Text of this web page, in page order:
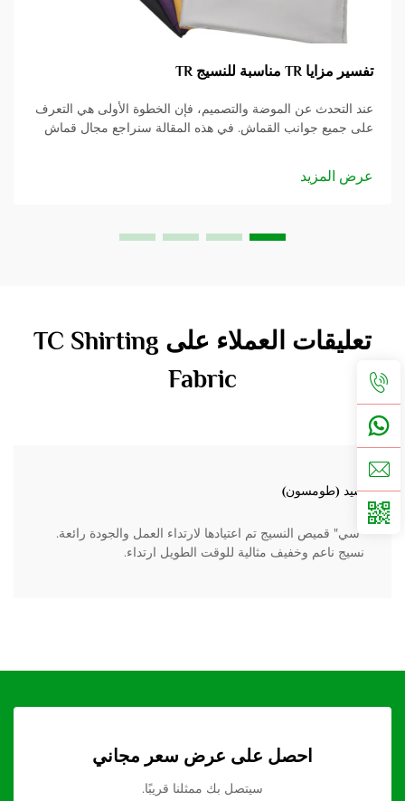
تفسير مزايا TR مناسبة للنسيج TR
عند التحدث عن الموضة والتصميم، فإن الخطوة الأولى هي التعرف
على جميع جوانب القماش. في هذه المقالة سنراجع مجال قماش
عرض المزيد
تعليقات العملاء على TC Shirting
Fabric
سيد (طومسون)
"سي" قميص النسيج تم اعتيادها لارتداء العمل والجودة رائعة.
نسيج ناعم وخفيف مثالية للوقت الطويل ارتداء.
احصل على عرض سعر مجاني
سيتصل بك ممثلنا قريبًا.